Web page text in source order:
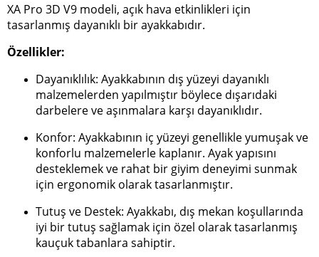
XA Pro 3D V9 modeli, açık hava etkinlikleri için
tasarlanmış dayanıklı bir ayakkabıdır.
Özellikler:
Dayanıklılık: Ayakkabının dış yüzeyi dayanıklı
malzemelerden yapılmıştır böylece dışarıdaki
darbelere ve aşınmalara karşı dayanıklıdır.
Konfor: Ayakkabının iç yüzeyi genellikle yumuşak ve
konforlu malzemelerle kaplanır. Ayak yapısını
desteklemek ve rahat bir giyim deneyimi sunmak
için ergonomik olarak tasarlanmıştır.
Tutuş ve Destek: Ayakkabı, dış mekan koşullarında
iyi bir tutuş sağlamak için özel olarak tasarlanmış
kauçuk tabanlara sahiptir.